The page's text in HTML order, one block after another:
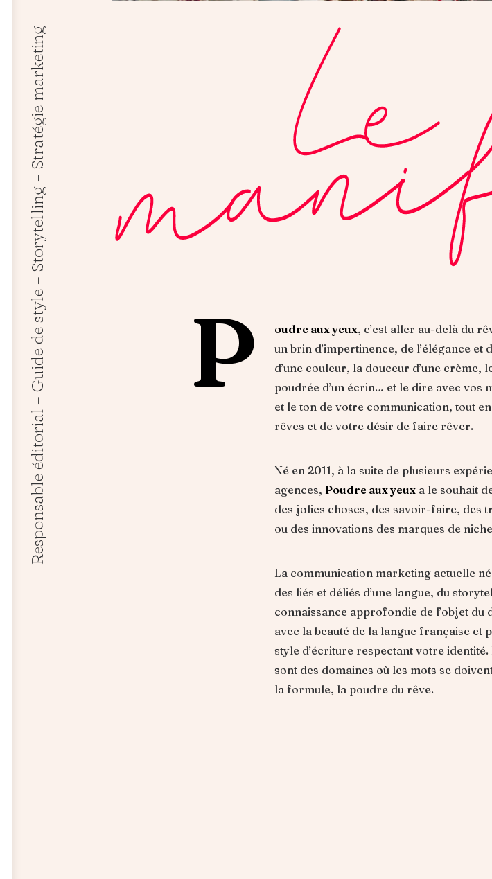
P oudre aux yeux, c’est aller au-delà du
un brin d’impertinence, de l’élégance et
d’une couleur, la douceur d’une crème,
poudrée d’un écrin… et le dire avec vos
et le ton de votre communication, tout
rêves et de votre désir de faire rêver.
Né en 2011, à la suite de plusieurs
agences, Poudre aux yeux a le souhait
des jolies choses, des savoir-faire, des
ou des innovations des marques de
La communication marketing actuelle
des liés et déliés d’une langue, du
connaissance approfondie de l’objet du
avec la beauté de la langue française et
style d’écriture respectant votre identité.
sont des domaines où les mots se
la formule, la poudre du rêve.
Responsable éditorial – Guide de style – Storytelling – Stratégie marketing